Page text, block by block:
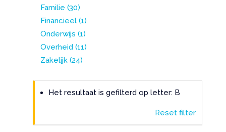
Familie (30)
Financieel(1)
Onderwijs (1)
Overheid (11)
Zakelijk(24)
Het resultaat is gefilterd op letter: B
Reset filter